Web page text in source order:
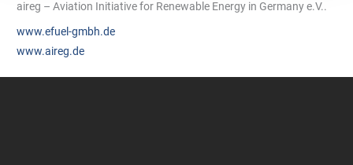
aireg – Aviation Initiative for Renewable Energy in Germany e.V..
www.efuel-gmbh.de
www.aireg.de